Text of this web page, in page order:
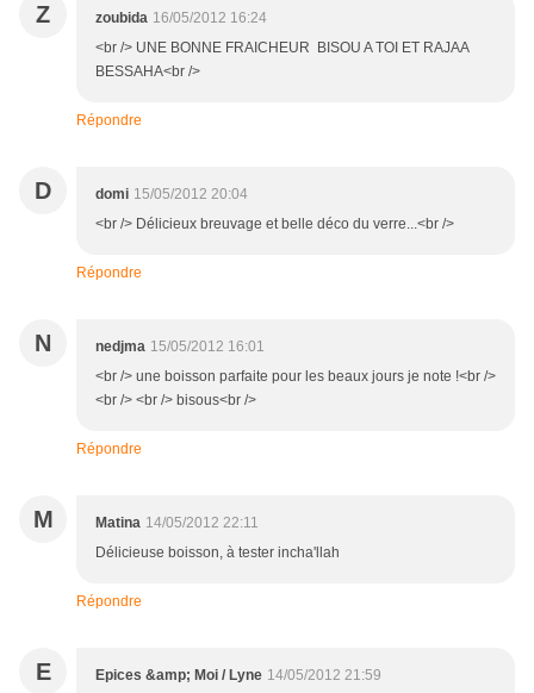
Z zoubida 16/05/2012 16:24
<br /> UNE BONNE FRAICHEUR BISOU A TOI ET RAJAA
BESSAHA<br />
Répondre
D domi 15/05/2012 20:04
<br /> Délicieux breuvage et belle déco du verre...<br />
Répondre
N nedjma 15/05/2012 16:01
<br /> une boisson parfaite pour les beaux jours je note !<br />
<br /> <br /> bisous<br />
Répondre
M Matina 14/05/2012 22:11
Délicieuse boisson, à tester incha'llah
Répondre
E Epices &amp; Moi / Lyne 14/05/2012 21:59